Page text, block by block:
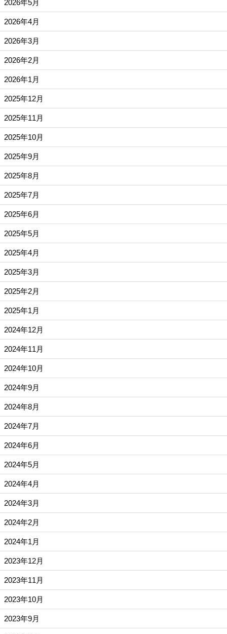
2026年5月
2026年4月
2026年3月
2026年2月
2026年1月
2025年12月
2025年11月
2025年10月
2025年9月
2025年8月
2025年7月
2025年6月
2025年5月
2025年4月
2025年3月
2025年2月
2025年1月
2024年12月
2024年11月
2024年10月
2024年9月
2024年8月
2024年7月
2024年6月
2024年5月
2024年4月
2024年3月
2024年2月
2024年1月
2023年12月
2023年11月
2023年10月
2023年9月